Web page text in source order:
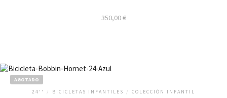
350,00€
AGOTADO
24''
/ BICICLETAS INFANTILES / COLECCIÓN INFANTIL